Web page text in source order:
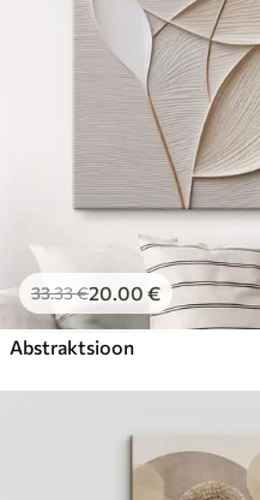
33.33€20.00 €
Abstraktsioon